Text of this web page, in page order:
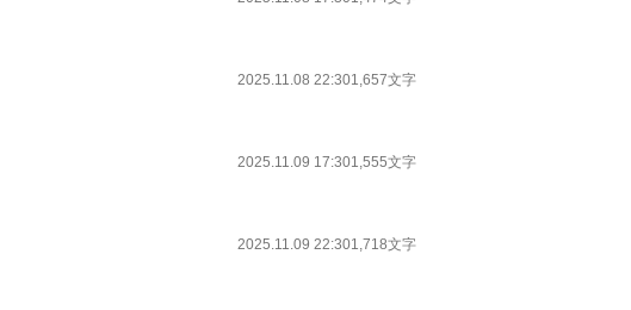
2025.11.08 22:301,657文字
2025.11.09 17:301,555文字
2025.11.09 22:301,718文字